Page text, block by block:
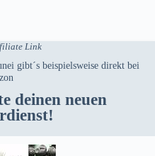
Link
gibt´s beispielsweise direkt bei
deinen neuen